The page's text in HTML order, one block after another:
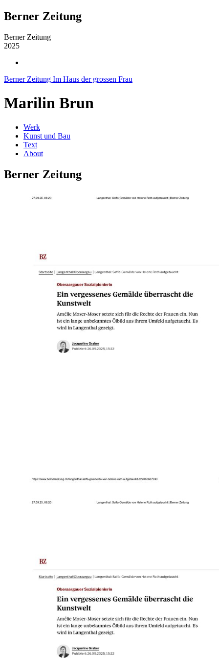
Berner Zeitung
Berner Zeitung
2025
Berner Zeitung Im Haus der grossen Frau
Marilin Brun
Werk
Kunst und Bau
Text
About
Berner Zeitung